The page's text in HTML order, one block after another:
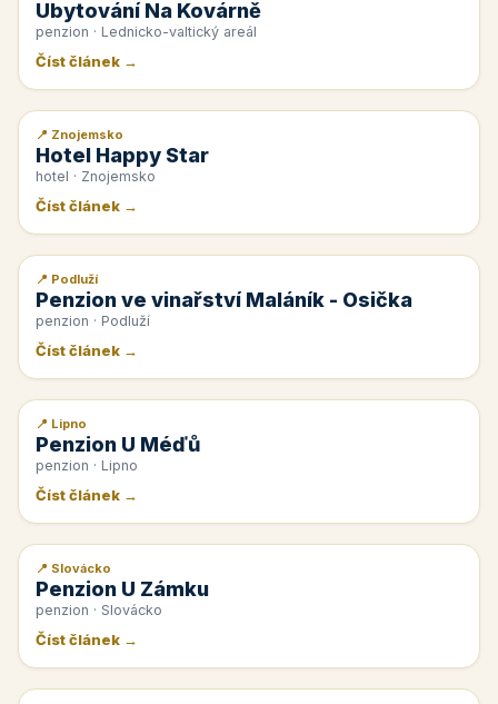
Ubytování Na Kovárně
penzion · Lednicko-valtický areál
Číst článek →
📰 PR článek
📍 Znojemsko
Hotel Happy Star
hotel · Znojemsko
Číst článek →
📰 PR článek
📍 Podluží
Penzion ve vinařství Maláník - Osička
penzion · Podluží
Číst článek →
📰 PR článek
📍 Lipno
Penzion U Méďů
penzion · Lipno
Číst článek →
📰 PR článek
📍 Slovácko
Penzion U Zámku
penzion · Slovácko
Číst článek →